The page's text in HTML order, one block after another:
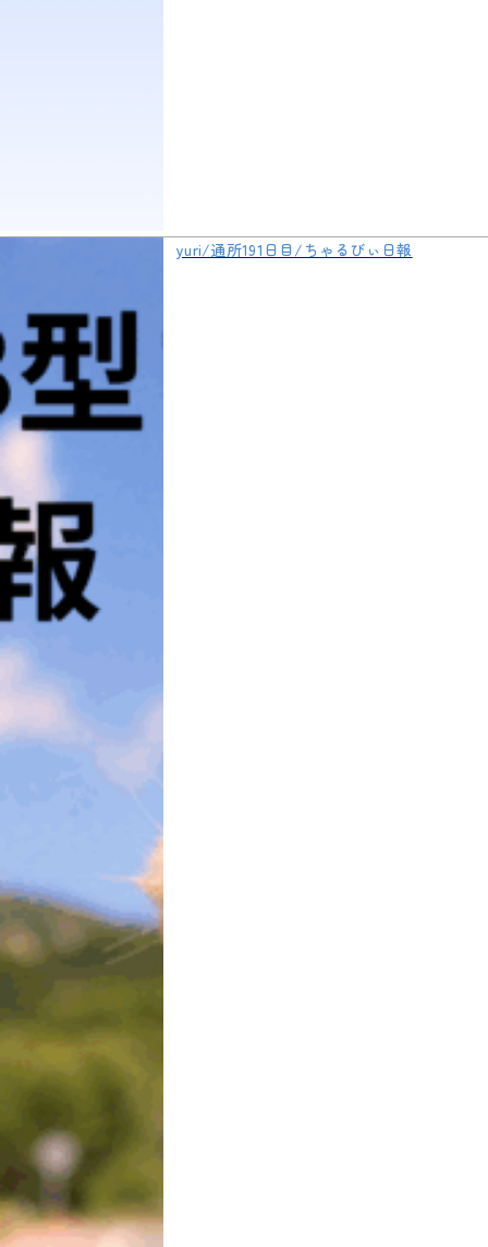
yuri/通所191日目/ちゃるびぃ日報